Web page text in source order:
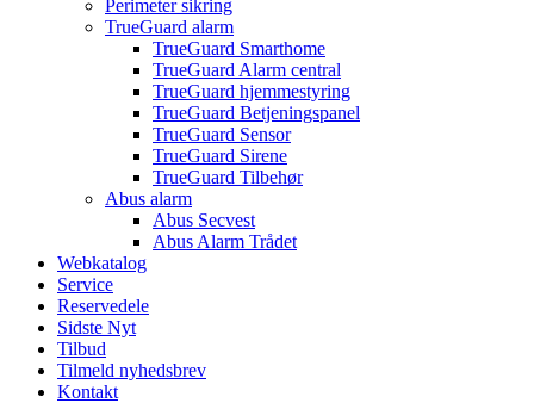
Perimeter sikring
TrueGuard alarm
TrueGuard Smarthome
TrueGuard Alarm central
TrueGuard hjemmestyring
TrueGuard Betjeningspanel
TrueGuard Sensor
TrueGuard Sirene
TrueGuard Tilbehør
Abus alarm
Abus Secvest
Abus Alarm Trådet
Webkatalog
Service
Reservedele
Sidste Nyt
Tilbud
Tilmeld nyhedsbrev
Kontakt